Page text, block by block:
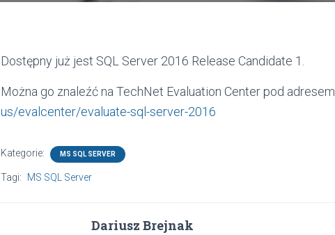
Dostępny już jest SQL Server 2016 Release Candidate 1.
Można go znaleźć na TechNet Evaluation Center pod adresem
us/evalcenter/evaluate-sql-server-2016
Kategorie: MS SQL SERVER
Tagi: MS SQL Server
Dariusz Brejnak